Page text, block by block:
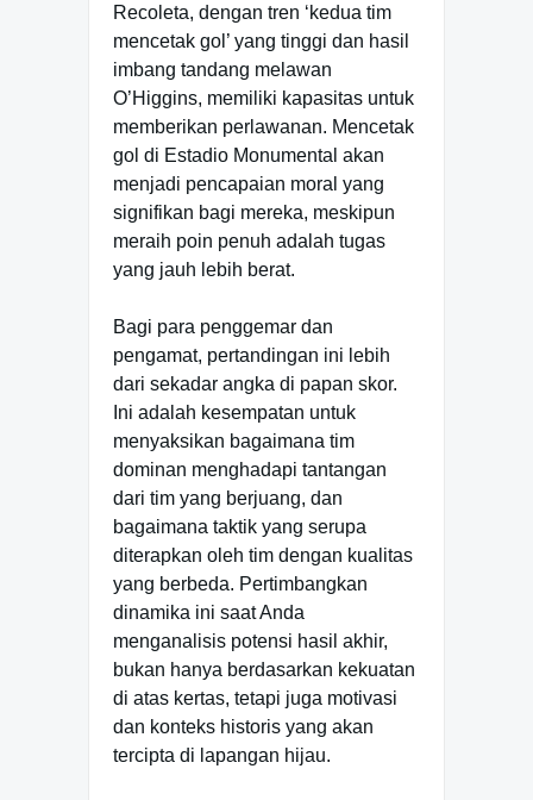
Recoleta, dengan tren ‘kedua tim
mencetak gol’ yang tinggi dan hasil
imbang tandang melawan
O’Higgins, memiliki kapasitas untuk
memberikan perlawanan. Mencetak
gol di Estadio Monumental akan
menjadi pencapaian moral yang
signifikan bagi mereka, meskipun
meraih poin penuh adalah tugas
yang jauh lebih berat.
Bagi para penggemar dan
pengamat, pertandingan ini lebih
dari sekadar angka di papan skor.
Ini adalah kesempatan untuk
menyaksikan bagaimana tim
dominan menghadapi tantangan
dari tim yang berjuang, dan
bagaimana taktik yang serupa
diterapkan oleh tim dengan kualitas
yang berbeda. Pertimbangkan
dinamika ini saat Anda
menganalisis potensi hasil akhir,
bukan hanya berdasarkan kekuatan
di atas kertas, tetapi juga motivasi
dan konteks historis yang akan
tercipta di lapangan hijau.